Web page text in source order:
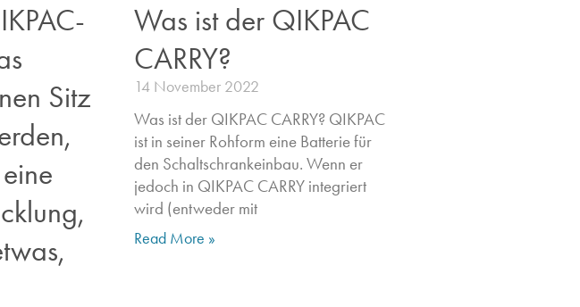
Sitz
Was ist der QIKPAC
CARRY?
14 November 2022
Was ist der QIKPAC CARRY? QIKPAC
ist in seiner Rohform eine Batterie für
den Schaltschrankeinbau. Wenn er
jedoch in QIKPAC CARRY integriert
wird (entweder mit
Read More »